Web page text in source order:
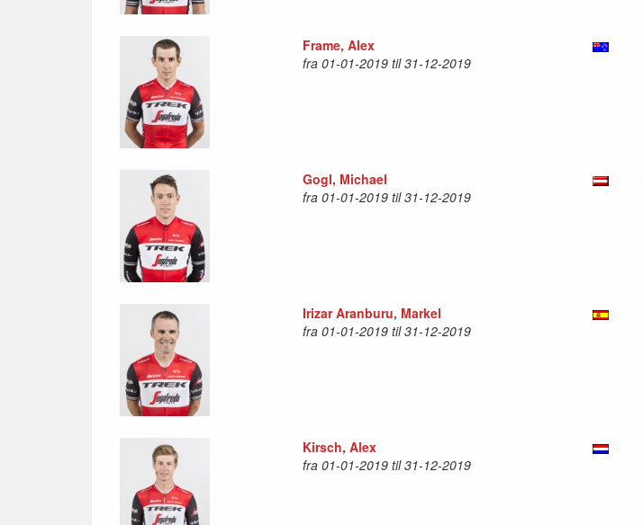
Frame, Alex
fra 01-01-2019 til 31-12-2019
Gogl, Michael
fra 01-01-2019 til 31-12-2019
Irizar Aranburu, Markel
fra 01-01-2019 til 31-12-2019
Kirsch, Alex
fra 01-01-2019 til 31-12-2019